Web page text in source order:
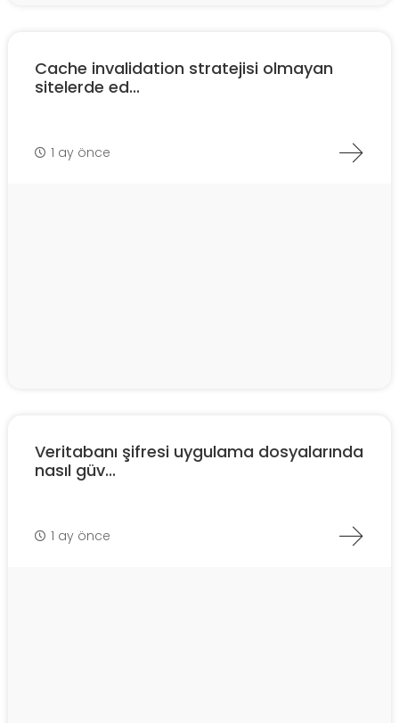
Cache invalidation stratejisi olmayan
sitelerde ed...
1 ay önce
Veritabanı şifresi uygulama dosyalarında
nasıl güv...
1 ay önce